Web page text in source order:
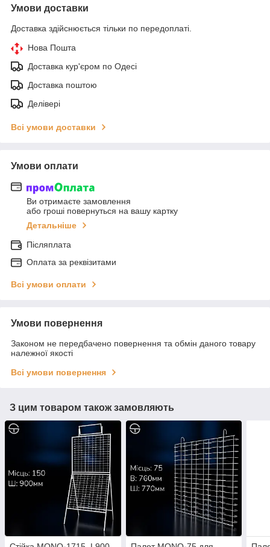
Умови доставки
Доставка здійснюється тільки по передоплаті.
Нова Пошта
Доставка кур'єром по Одесі
Доставка поштою
Делівері
Всі умови доставки
Умови оплати
Ви отримаєте замовлення
або гроші повернуться на вашу картку
Детальніше
Післяплата
Оплата за реквізитами
Всі умови оплати
Умови повернення
Законом не передбачено повернення та обмін даного товару
належної якості
Всі умови повернення
З цим товаром також замовляють